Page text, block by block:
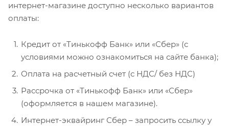
интернет-магазине доступно несколько вариантов
оплаты:
Кредит от «Тинькофф Банк» или «Сбер» (с
условиями можно ознакомиться на сайте банка);
Оплата на расчетный счет (с НДС/ без НДС)
Рассрочка от «Тинькофф Банк» или «Сбер»
(оформляется в нашем магазине).
Интернет-эквайринг Сбер – запросить ссылку у